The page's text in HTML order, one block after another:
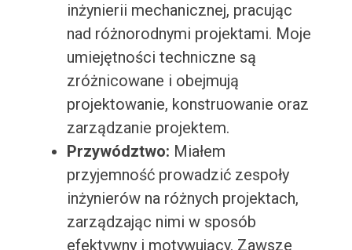
inżynierii mechanicznej, pracując
nad różnorodnymi projektami. Moje
umiejętności techniczne są
zróżnicowane i obejmują
projektowanie, konstruowanie oraz
zarządzanie projektem.
Przywództwo: Miałem
przyjemność prowadzić zespoły
inżynierów na różnych projektach,
zarządzając nimi w sposób
efektywny i motywujący. Zawsze